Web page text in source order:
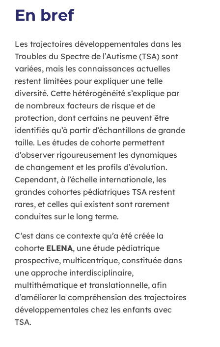
En bref
Les trajectoires développementales dans les
Troubles du Spectre de l’Autisme (TSA) sont
variées, mais les connaissances actuelles
restent limitées pour expliquer une telle
diversité. Cette hétérogénéité s’explique par
de nombreux facteurs de risque et de
protection, dont certains ne peuvent être
identifiés qu’à partir d’échantillons de grande
taille. Les études de cohorte permettent
d’observer rigoureusement les dynamiques
de changement et les profils d’évolution.
Cependant, à l’échelle internationale, les
grandes cohortes pédiatriques TSA restent
rares, et celles qui existent sont rarement
conduites sur le long terme.
C’est dans ce contexte qu’a été créée la
cohorte ELENA, une étude pédiatrique
prospective, multicentrique, constituée dans
une approche interdisciplinaire,
multithématique et translationnelle, afin
d’améliorer la compréhension des trajectoires
développementales chez les enfants avec
TSA.